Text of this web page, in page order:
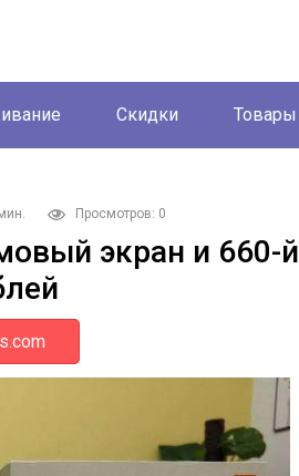
Скидки Товары
Просмотров: 0
экран и 660-й